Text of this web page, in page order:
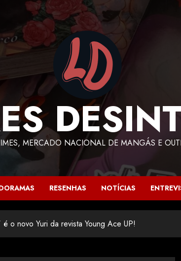
MERCADO NACIONAL DE MANGÁS E
RESENHAS NOTÍCIAS
o novo Yuri da revista Young Ace UP!